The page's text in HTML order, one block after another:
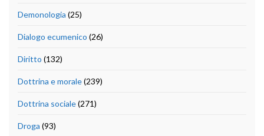
Demonologia (25)
Dialogo ecumenico (26)
Diritto (132)
Dottrina e morale(239)
Dottrina sociale(271)
Droga (93)